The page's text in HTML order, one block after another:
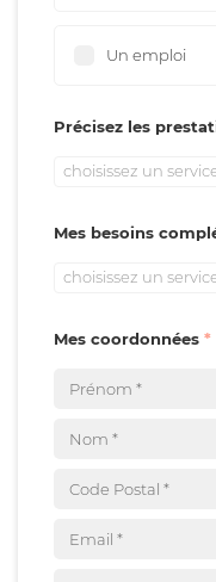
Un emploi
Précisez les
choisissez un
Mes besoins
choisissez un
Mes coordonnées